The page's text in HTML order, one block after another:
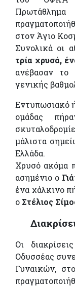
στον Άγιο
Συνολικά οι
τρία χρυσά,
ανέβασαν
γενικής
Εντυπωσιακό
ομάδας
μάλιστα
Ελλάδα.
Χρυσό ακόμα
ασημένιο ο
ένα χάλκινο
ο Στέλιος
Οι
Οδυσσέας
Γυναικών,